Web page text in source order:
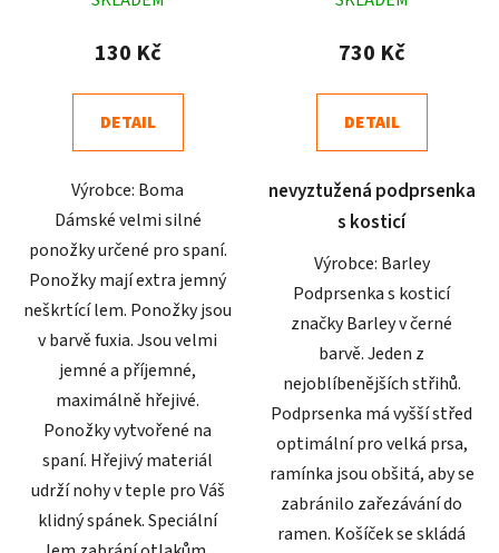
hodnocení
produktu
5,0
z
hvězdiček.
130 Kč
DETAIL
Výrobce: Boma
Dámské velmi silné
ponožky určené pro spaní.
Ponožky mají extra jemný
neškrtící lem. Ponožky jsou
v barvě fuxia. Jsou velmi
jemné a příjemné,
maximálně hřejivé.
Ponožky vytvořené na
spaní. Hřejivý materiál
udrží nohy v teple pro Váš
klidný spánek. Speciální
hodnocení
produktu
5,0
z
hvězdiček.
730 Kč
DETAIL
nevyztužená podprsenka
s kosticí
Výrobce: Barley
Podprsenka s kosticí
značky Barley v černé
barvě. Jeden z
nejoblíbenějších střihů.
Podprsenka má vyšší střed
optimální pro velká prsa,
ramínka jsou obšitá, aby se
zabránilo zařezávání do
ramen. Košíček se skládá